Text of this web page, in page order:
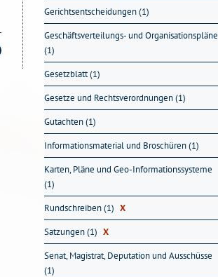
Gerichtsentscheidungen (1)
Geschäftsverteilungs- und Organisationspläne
(1)
Gesetzblatt (1)
Gesetze und Rechtsverordnungen (1)
Gutachten (1)
Informationsmaterial und Broschüren (1)
Karten, Pläne und Geo-Informationssysteme
(1)
Rundschreiben (1) X
Satzungen (1) X
Senat, Magistrat, Deputation und Ausschüsse
(1)